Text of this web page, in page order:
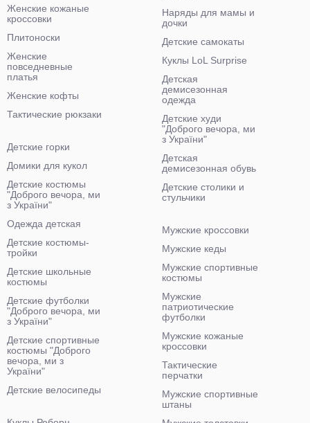
Женские кожаные
кроссовки
Плитоноски
Женские
повседневные
платья
Женские кофты
Тактические рюкзаки
Наряды для мамы и
дочки
Детские самокаты
Куклы LoL Surprise
Детская
демисезонная
одежда
Детские худи
"Доброго вечора, ми
з України"
Детская
демисезонная обувь
Детские столики и
стульчики
Детские горки
Домики для кукол
Детские костюмы
"Доброго вечора, ми
з України"
Одежда детская
Детские костюмы-
тройки
Детские школьные
костюмы
Детские футболки
"Доброго вечора, ми
з України"
Детские спортивные
костюмы "Доброго
вечора, ми з
України"
Детские велосипеды
Мужские кроссовки
Мужские кеды
Мужские спортивные
костюмы
Мужские
патриотические
футболки
Мужские кожаные
кроссовки
Тактические
перчатки
Мужские спортивные
штаны